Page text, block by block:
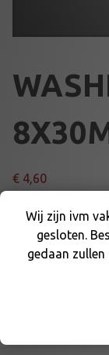
€ 4,60
O
Wij zijn ivm
2026
worden
behandeling
Wij zijn ivm
gesloten.
gedaan